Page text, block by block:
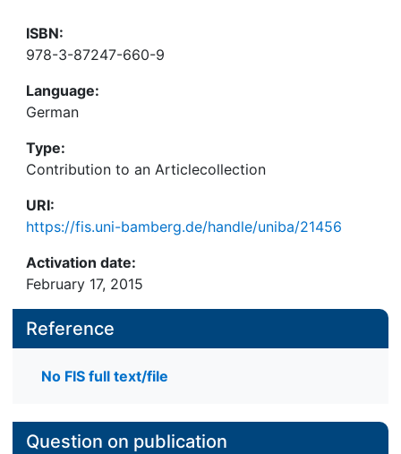
ISBN:
978-3-87247-660-9
Language:
German
Type:
Contribution to an Articlecollection
URI:
https://fis.uni-bamberg.de/handle/uniba/21456
Activation date:
February 17, 2015
Reference
No FIS full text/file
Question on publication